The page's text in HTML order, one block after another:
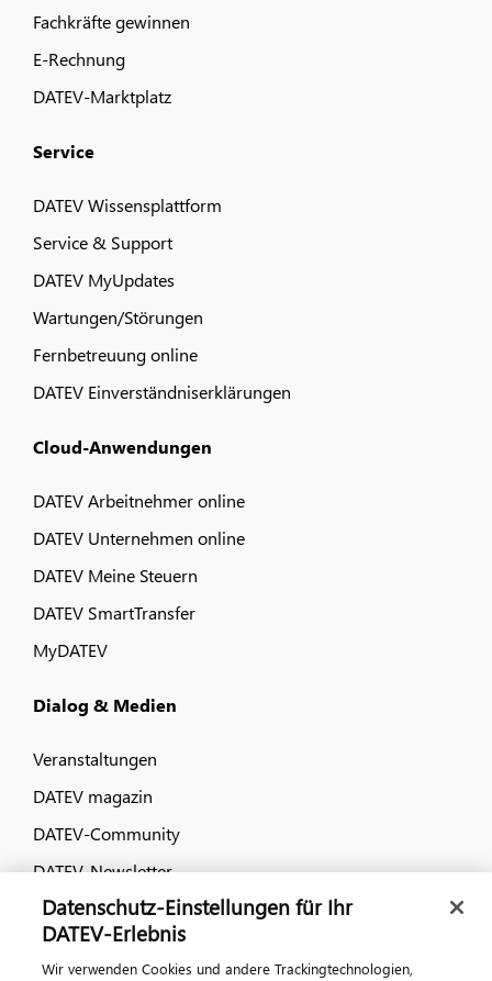
Fachkräfte gewinnen
E-Rechnung
DATEV-Marktplatz
Service
DATEV Wissensplattform
Service & Support
DATEV MyUpdates
Wartungen/Störungen
Fernbetreuung online
DATEV Einverständniserklärungen
Cloud-Anwendungen
DATEV Arbeitnehmer online
DATEV Unternehmen online
DATEV Meine Steuern
DATEV SmartTransfer
MyDATEV
Dialog & Medien
Veranstaltungen
DATEV magazin
DATEV-Community
DATEV-Newsletter
DATEV Ratgeber
Kontaktieren Sie uns
Datenschutz-Einstellungen für Ihr
DATEV-Erlebnis
Wir verwenden Cookies und andere Trackingtechnologien,